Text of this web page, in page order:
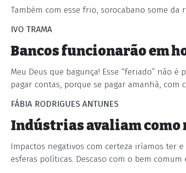
Também com esse frio, sorocabano some da
IVO TRAMA
Bancos funcionarão em
Meu Deus que bagunça! Esse “feriado” não
pagar contas, porque se pagar amanhã, com
FÁBIA RODRIGUES ANTUNES
Indústrias avaliam como
Impactos negativos com certeza iríamos ter
esferas políticas. Descaso com o bem comum